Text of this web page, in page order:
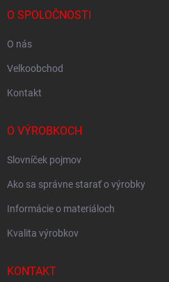
O SPOLOČNOSTI
O nás
Velkoobchod
Kontakt
O VÝROBKOCH
Slovníček pojmov
Ako sa správne starať o výrobky
Informácie o materiáloch
Kvalita výrobkov
KONTAKT